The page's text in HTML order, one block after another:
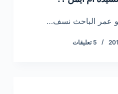
عمر الباحث نسف…
5 تعليقات